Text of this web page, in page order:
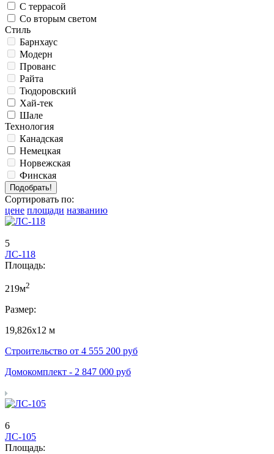
С террасой
Со вторым светом
Стиль
Барнхаус
Модерн
Прованс
Райта
Тюдоровский
Хай-тек
Шале
Технология
Канадская
Немецкая
Норвежская
Финская
Сортировать по:
цене площади названию
5
ЛС-118
Площадь:
219м2
Размер:
19,826х12 м
Строительство от 4 555 200 руб
Домокомплект - 2 847 000 руб
6
ЛС-105
Площадь: